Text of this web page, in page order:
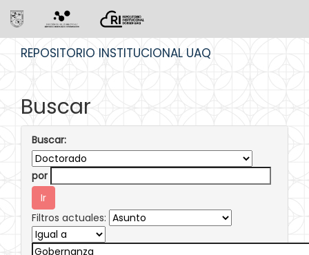
REPOSITORIO INSTITUCIONAL UAQ
Buscar
Buscar:
por
Filtros actuales: